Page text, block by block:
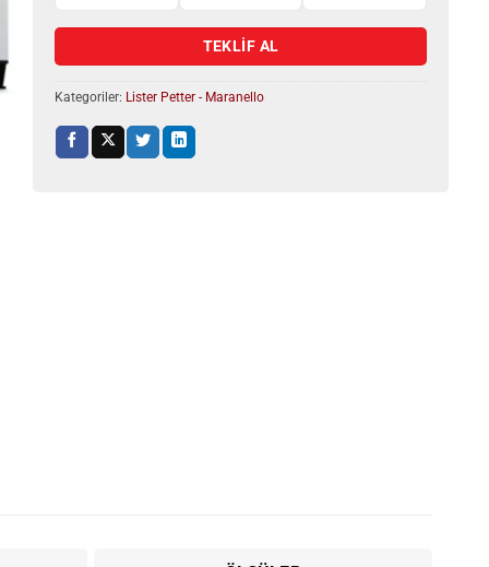
TEKLİF AL
Kategoriler: Lister Petter - Maranello